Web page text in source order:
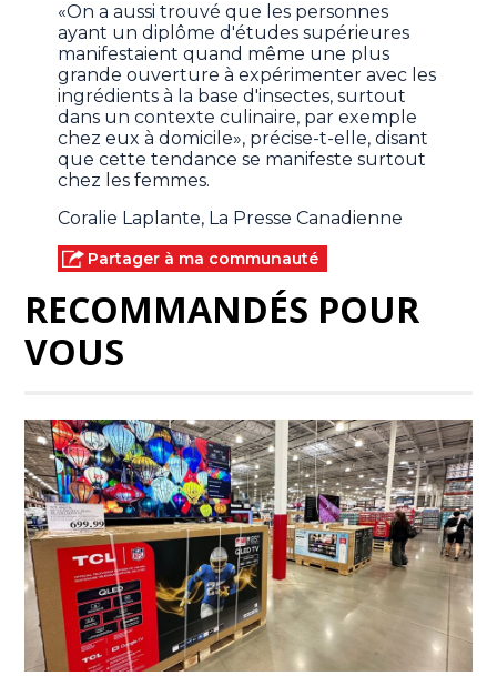
«On a aussi trouvé que les personnes
ayant un diplôme d'études supérieures
manifestaient quand même une plus
grande ouverture à expérimenter avec les
ingrédients à la base d'insectes, surtout
dans un contexte culinaire, par exemple
chez eux à domicile», précise-t-elle, disant
que cette tendance se manifeste surtout
chez les femmes.
Coralie Laplante, La Presse Canadienne
Partager à ma communauté
RECOMMANDÉS POUR
VOUS